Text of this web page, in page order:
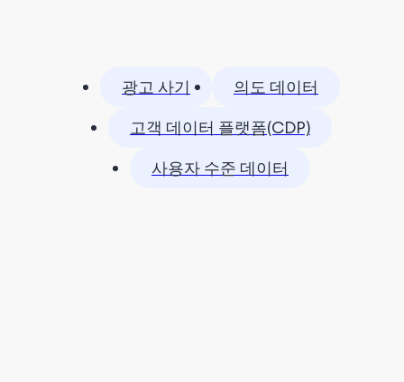
광고 사기
의도 데이터
고객 데이터 플랫폼(CDP)
사용자 수준 데이터